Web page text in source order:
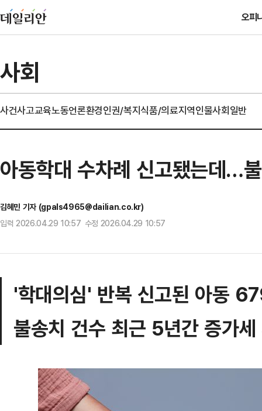
오피
사회
사건사고교육노동언론환경인권/복지식품/의료지역인물사회일반
아동학대 수차례 신고됐는데…
김혜민 기자 (gpals4965@dailian.co.kr)
입력 2026.04.29 10:57 수정 2026.04.29 10:57
'학대의심' 반복 신고된 아동
불송치 건수 최근 5년간 증가세